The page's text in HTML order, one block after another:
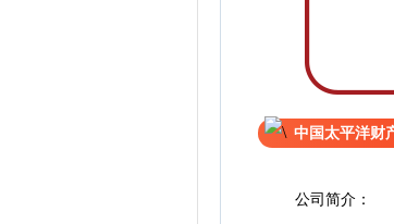
中国太平洋财
公司简介：